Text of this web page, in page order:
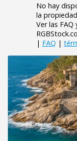
No hay
la propiedad
Ver las
| FAQ |